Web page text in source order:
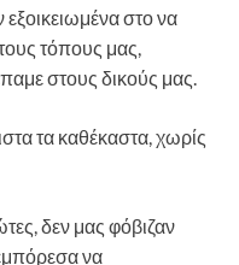
στο να
τόπους μας,
στους δικούς μας.
τα καθέκαστα, χωρίς
δεν μας φόβιζαν
εμπόρεσα να